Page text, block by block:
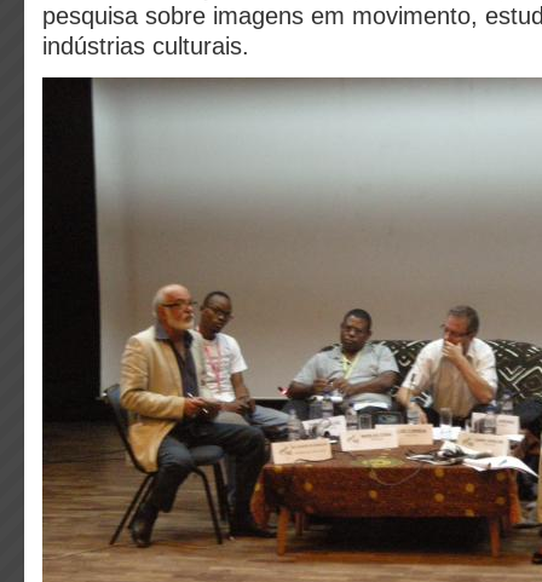
pesquisa sobre imagens em movimento,
indústrias culturais.